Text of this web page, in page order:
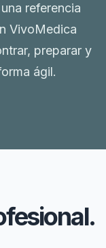
referencia
VivoMedica
preparar y
ágil.